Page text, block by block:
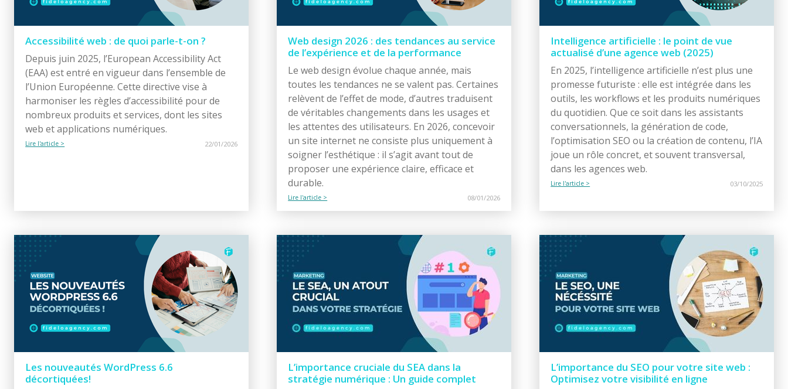
Accessibilité web : de quoi parle-t-on ?
Depuis juin 2025, l’European Accessibility Act
(EAA) est entré en vigueur dans l’ensemble de
l’Union Européenne. Cette directive vise à
harmoniser les règles d’accessibilité pour de
nombreux produits et services, dont les sites
web et applications numériques.
Lire l'article > 22/01/2026
Web design 2026 : des tendances au service
de l’expérience et de la performance
Le web design évolue chaque année, mais
toutes les tendances ne se valent pas. Certaines
relèvent de l’effet de mode, d’autres traduisent
de véritables changements dans les usages et
les attentes des utilisateurs. En 2026, concevoir
un site internet ne consiste plus uniquement à
soigner l’esthétique : il s’agit avant tout de
proposer une expérience claire, efficace et
durable.
Lire l'article > 08/01/2026
Intelligence artificielle : le point de vue
actualisé d’une agence web (2025)
En 2025, l’intelligence artificielle n’est plus une
promesse futuriste : elle est intégrée dans les
outils, les workflows et les produits numériques
du quotidien. Que ce soit dans les assistants
conversationnels, la génération de code,
l’optimisation SEO ou la création de contenu, l’IA
joue un rôle concret, et souvent transversal,
dans les agences web.
Lire l'article > 03/10/2025
Les nouveautés WordPress 6.6
décortiquées!
L’importance cruciale du SEA dans la
stratégie numérique : Un guide complet
L’importance du SEO pour votre site web :
Optimisez votre visibilité en ligne